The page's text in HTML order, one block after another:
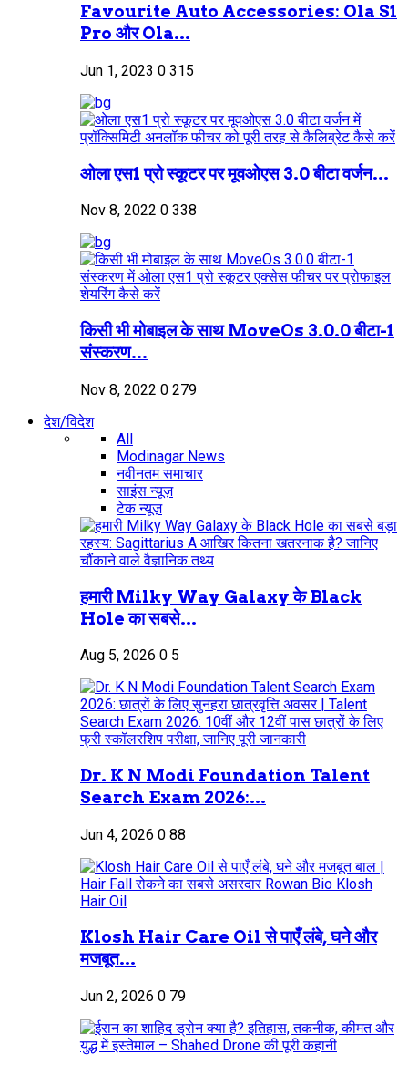
Favourite Auto Accessories: Ola S1
Pro और Ola...
Jun 1, 2023 0 315
ओला एस1 प्रो स्कूटर पर मूवओएस 3.0 बीटा वर्जन...
Nov 8, 2022 0 338
किसी भी मोबाइल के साथ MoveOs 3.0.0 बीटा-1
संस्करण...
Nov 8, 2022 0 279
देश/विदेश
All
Modinagar News
नवीनतम समाचार
साइंस न्यूज़
टेक न्यूज़
हमारी Milky Way Galaxy के Black
Hole का सबसे...
Aug 5, 2026 0 5
Dr. K N Modi Foundation Talent
Search Exam 2026:...
Jun 4, 2026 0 88
Klosh Hair Care Oil से पाएँ लंबे, घने और
मजबूत...
Jun 2, 2026 0 79